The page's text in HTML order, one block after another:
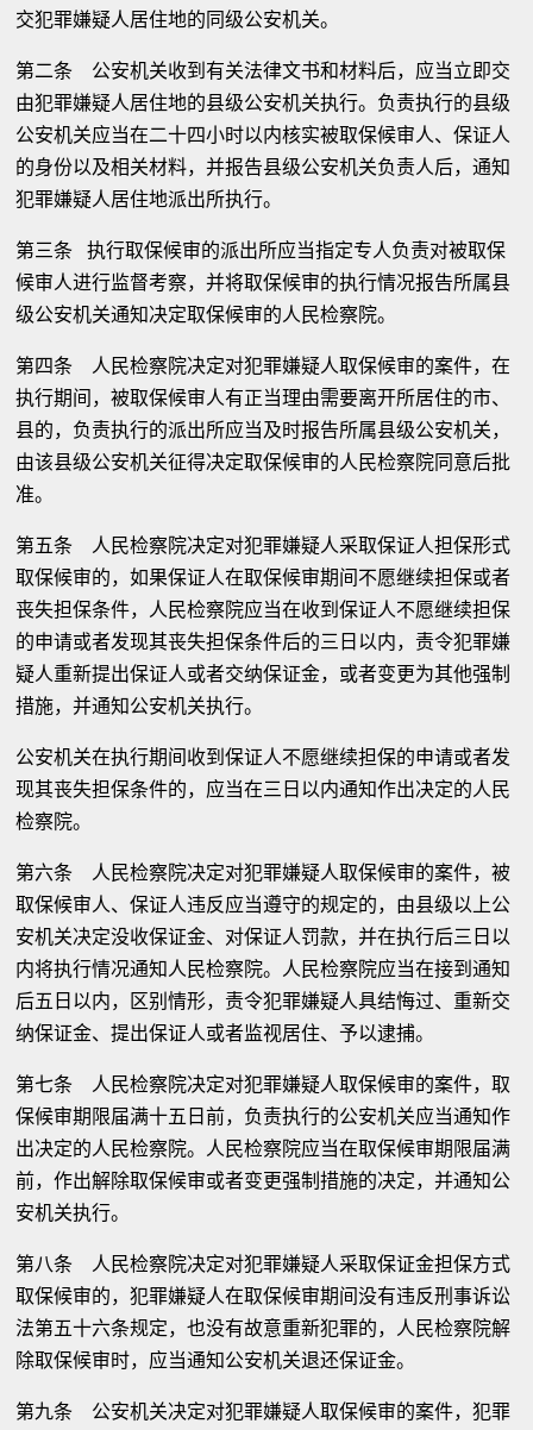
交犯罪嫌疑人居住地的同级公安机关。
第二条 公安机关收到有关法律文书和材料后，应当立即交
由犯罪嫌疑人居住地的县级公安机关执行。负责执行的县级
公安机关应当在二十四小时以内核实被取保候审人、保证人
的身份以及相关材料，并报告县级公安机关负责人后，通知
犯罪嫌疑人居住地派出所执行。
第三条 执行取保候审的派出所应当指定专人负责对被取保
候审人进行监督考察，并将取保候审的执行情况报告所属县
级公安机关通知决定取保候审的人民检察院。
第四条 人民检察院决定对犯罪嫌疑人取保候审的案件，在
执行期间，被取保候审人有正当理由需要离开所居住的市、
县的，负责执行的派出所应当及时报告所属县级公安机关，
由该县级公安机关征得决定取保候审的人民检察院同意后批
准。
第五条 人民检察院决定对犯罪嫌疑人采取保证人担保形式
取保候审的，如果保证人在取保候审期间不愿继续担保或者
丧失担保条件，人民检察院应当在收到保证人不愿继续担保
的申请或者发现其丧失担保条件后的三日以内，责令犯罪嫌
疑人重新提出保证人或者交纳保证金，或者变更为其他强制
措施，并通知公安机关执行。
公安机关在执行期间收到保证人不愿继续担保的申请或者发
现其丧失担保条件的，应当在三日以内通知作出决定的人民
检察院。
第六条 人民检察院决定对犯罪嫌疑人取保候审的案件，被
取保候审人、保证人违反应当遵守的规定的，由县级以上公
安机关决定没收保证金、对保证人罚款，并在执行后三日以
内将执行情况通知人民检察院。人民检察院应当在接到通知
后五日以内，区别情形，责令犯罪嫌疑人具结悔过、重新交
纳保证金、提出保证人或者监视居住、予以逮捕。
第七条 人民检察院决定对犯罪嫌疑人取保候审的案件，取
保候审期限届满十五日前，负责执行的公安机关应当通知作
出决定的人民检察院。人民检察院应当在取保候审期限届满
前，作出解除取保候审或者变更强制措施的决定，并通知公
安机关执行。
第八条 人民检察院决定对犯罪嫌疑人采取保证金担保方式
取保候审的，犯罪嫌疑人在取保候审期间没有违反刑事诉讼
法第五十六条规定，也没有故意重新犯罪的，人民检察院解
除取保候审时，应当通知公安机关退还保证金。
第九条 公安机关决定对犯罪嫌疑人取保候审的案件，犯罪